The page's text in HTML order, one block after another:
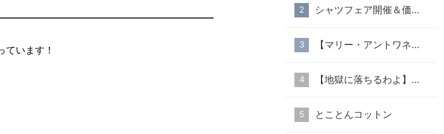
います！
シャツフェア開催＆価格改定のお知らせ
【マリー・アントワネット・スタイル】part１
【地獄に落ちるわよ】衣装協力のお知らせ
とことんコットン